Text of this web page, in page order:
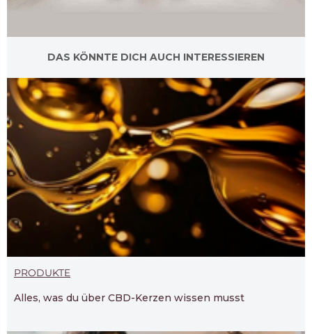
DAS KÖNNTE DICH AUCH INTERESSIEREN
PRODUKTE
Alles, was du über CBD-Kerzen wissen musst